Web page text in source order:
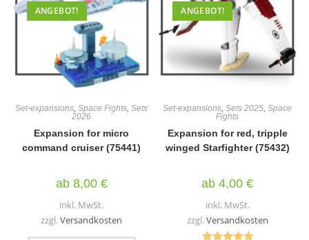
Produktseite
gewählt
werden
ANGEBOT!
Set-expansions,Space Fights,Sets
2026
Expansion for micro
command cruiser (75441)
ab 8,00 €
inkl. MwSt.
zzgl.Versandkosten
ANGEBOT!
Set-expansions,Sets 2025,Space
Fights
Expansion for red, tripple
winged Starfighter (75432)
ab4,00€
inkl. MwSt.
zzgl.Versandkosten